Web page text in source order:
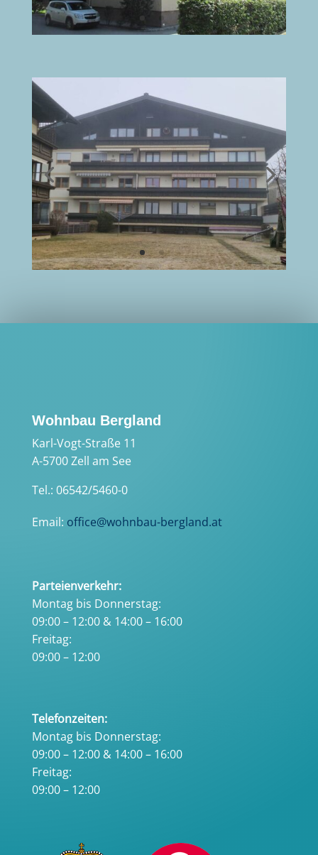
Wohnbau Bergland
Karl-Vogt-Straße 11
A-5700 Zell am See
Tel.: 06542/5460-0
Email: office@wohnbau-bergland.at
Parteienverkehr:
Montag bis Donnerstag:
09:00 – 12:00 & 14:00 – 16:00
Freitag:
09:00 – 12:00
Telefonzeiten:
Montag bis Donnerstag:
09:00 – 12:00 & 14:00 – 16:00
Freitag:
09:00 – 12:00